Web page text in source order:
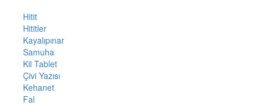
Hitit
Hititler
Kayalıpınar
Samuha
Kil Tablet
Çivi Yazısı
Kehanet
Fal